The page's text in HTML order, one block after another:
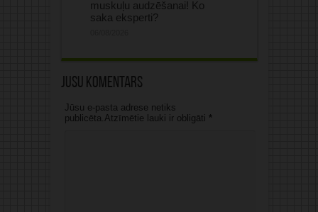
muskuļu audzēšanai! Ko
saka eksperti?
Jūsu komentārs
Jūsu e-pasta adrese netiks
publicēta.Atzīmētie lauki ir obligāti *